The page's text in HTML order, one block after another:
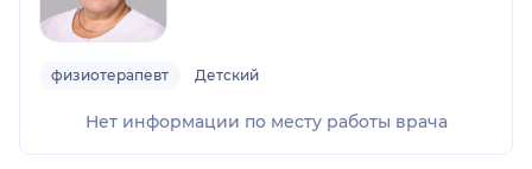
физиотерапевт Детский
Нет информации по месту работы врача